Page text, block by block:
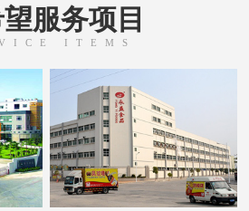
服务项目
ITEMS